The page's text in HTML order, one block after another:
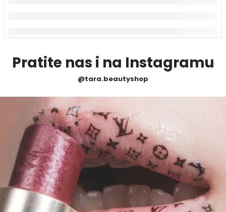
Pratite nas i na Instagramu
@tara.beautyshop